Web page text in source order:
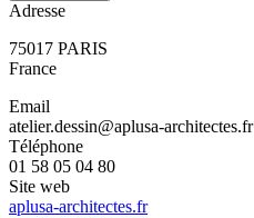
Adresse
75017 PARIS
France
Email
atelier.dessin@aplusa-architectes.fr
Téléphone
01 58 05 04 80
Site web
aplusa-architectes.fr